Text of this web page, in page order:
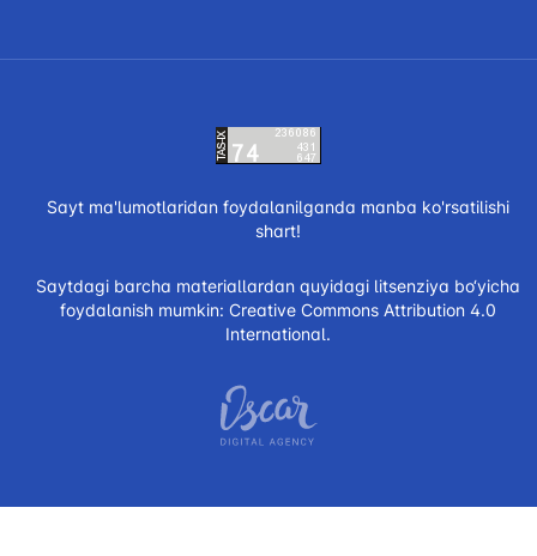
Sayt ma'lumotlaridan foydalanilganda manba ko'rsatilishi
shart!
Saytdagi barcha materiallardan quyidagi litsenziya bo‘yicha
foydalanish mumkin: Creative Commons Attribution 4.0
International.